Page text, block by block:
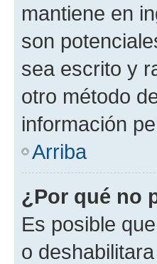
mantiene en
son
sea escrito y
otro método
información
Arriba
¿Por qué no
Es posible
o